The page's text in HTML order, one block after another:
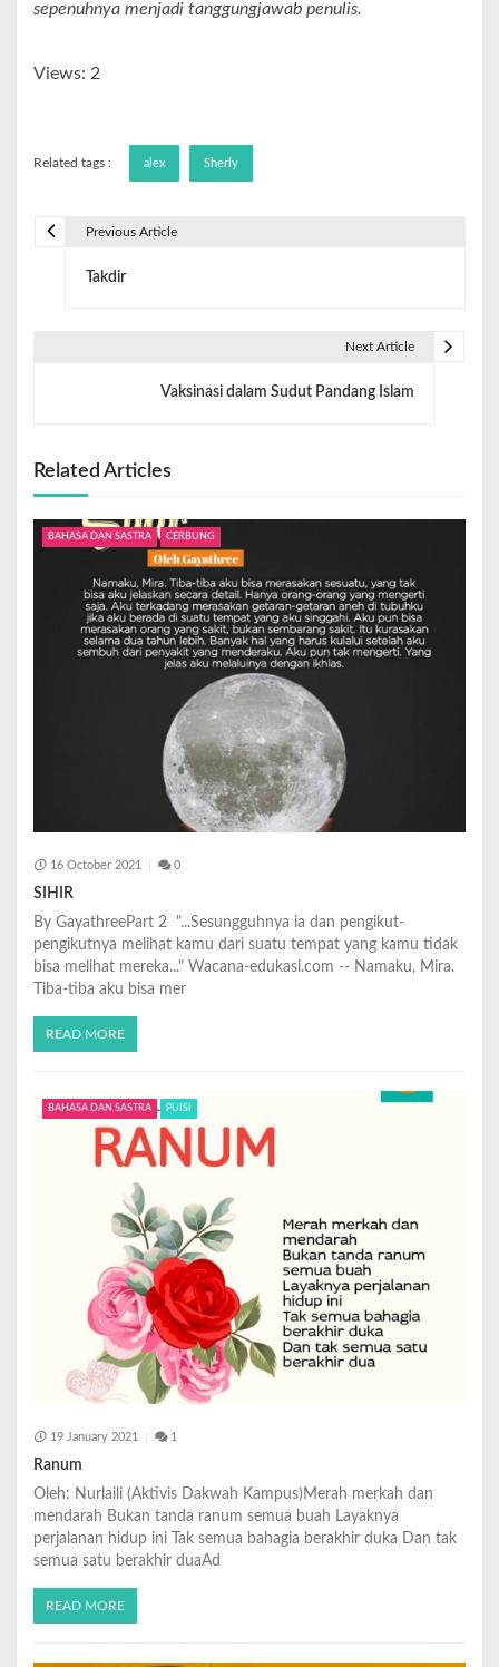
sepenuhnya menjadi tanggungjawab penulis.
Views: 2
Related tags : alex Sherly
Previous Article
Takdir
Next Article
Vaksinasi dalam Sudut Pandang Islam
Related Articles
BAHASA DAN SASTRA CERBUNG
16 October 2021 0
SIHIR
By GayathreePart 2 "...Sesungguhnya ia dan pengikut-
pengikutnya melihat kamu dari suatu tempat yang kamu tidak
bisa melihat mereka..." Wacana-edukasi.com -- Namaku, Mira.
Tiba-tiba aku bisa mer
READ MORE
BAHASA DAN SASTRA PUISI
19 January 2021 1
Ranum
Oleh: Nurlaili (Aktivis Dakwah Kampus)Merah merkah dan
mendarah Bukan tanda ranum semua buah Layaknya
perjalanan hidup ini Tak semua bahagia berakhir duka Dan tak
semua satu berakhir duaAd
READ MORE